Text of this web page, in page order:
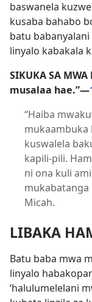
baswanela
kusaba bahabo
batu
linyalo kabakala
SIKUKA SA
musalaa hae.”—
“Haiba
mukaambuka
kuswalela
kapili-pili.
ni ona kuli
Micah.
LIBAKA
Batu baba mwa
linyalo
‘halulumelelani